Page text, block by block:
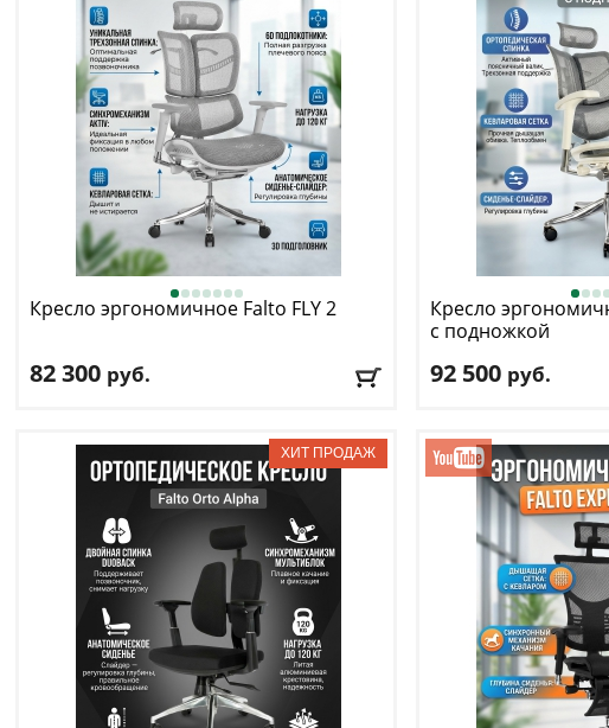
Доставка:БЕСПЛАТНО, 1-2 дня
Доставка:БЕСПЛАТНО
Кресло эргономичное Falto FLY 2
82 300 руб.
Механизм качания: синхронный
Регулировка по высоте: есть
Материал обивки: сетка
: да
Доставка:БЕСПЛАТНО , 1-2 дня
Кресло
с подножкой
92 500 руб.
Механизм качания:
Регулировка по
Материал обивки:
Подлокотники: да
Доставка:
БЕСПЛАТНО